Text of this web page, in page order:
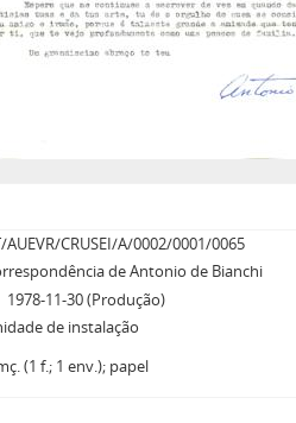
AUEVR/CRUSEI/A/0002/0001/0065
de Antonio de Bianchi
1978-11-30 (Produção)
de instalação
(1 f.; 1 env.); papel